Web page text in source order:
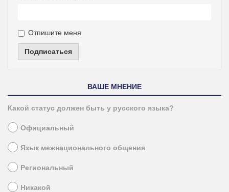
Отпишите меня
Подписаться
ВАШЕ МНЕНИЕ
Какой статус должен быть у русского языка?
Официальный
Язык межнационального общения
Региональный
Никакой